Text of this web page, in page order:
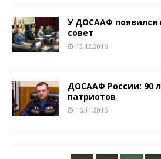
У ДОСААФ появился
совет
13.12.2016
ДОСААФ России: 90
патриотов
16.11.2016